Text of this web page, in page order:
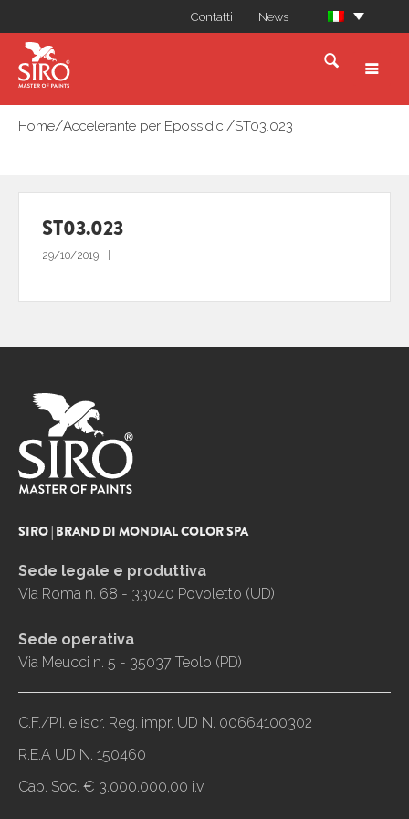
Contatti News
Home/Accelerante per Epossidici/ST03.023
ST03.023
29/10/2019
SIRO | BRAND DI MONDIAL COLOR SPA
Sede legale e produttiva
Via Roma n. 68 - 33040 Povoletto (UD)
Sede operativa
Via Meucci n. 5 - 35037 Teolo (PD)
C.F./P.I. e iscr. Reg. impr. UD N. 00664100302
R.E.A UD N. 150460
Cap. Soc. € 3.000.000,00 i.v.